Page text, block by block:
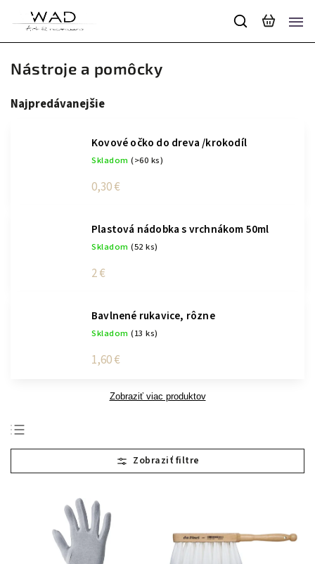
Nástroje a pomôcky
Najpredávanejšie
Kovové očko do dreva /krokodíl
Skladom (>60 ks)
0,30 €
Plastová nádobka s vrchnákom 50ml
Skladom (52 ks)
2 €
Bavlnené rukavice, rôzne
Skladom (13 ks)
1,60 €
Zobraziť viac produktov
Najpredávanejšie
Najlacnejšie
Najdrahšie
Abecedne